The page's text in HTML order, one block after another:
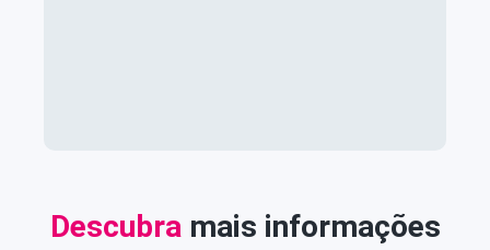
Descubra mais informações